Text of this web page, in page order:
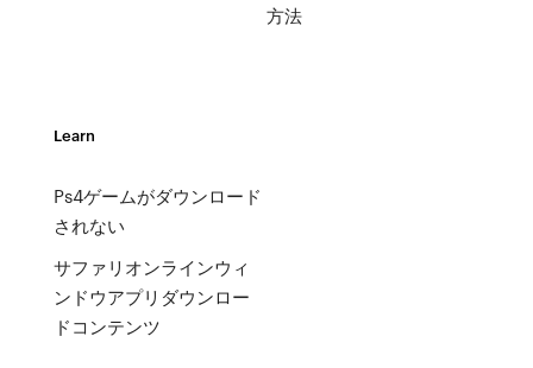
方法
Learn
Ps4ゲームがダウンロード
されない
サファリオンラインウィ
ンドウアプリダウンロー
ドコンテンツ